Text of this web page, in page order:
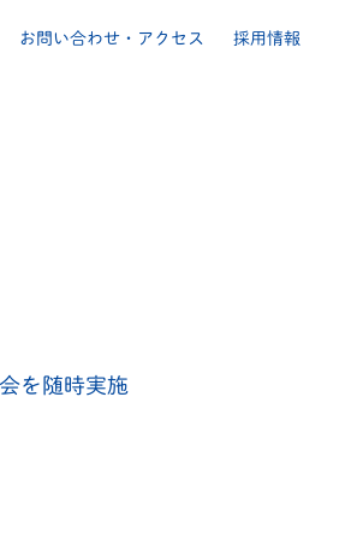
お問い合わせ・アクセス 採用情報
を随時実施